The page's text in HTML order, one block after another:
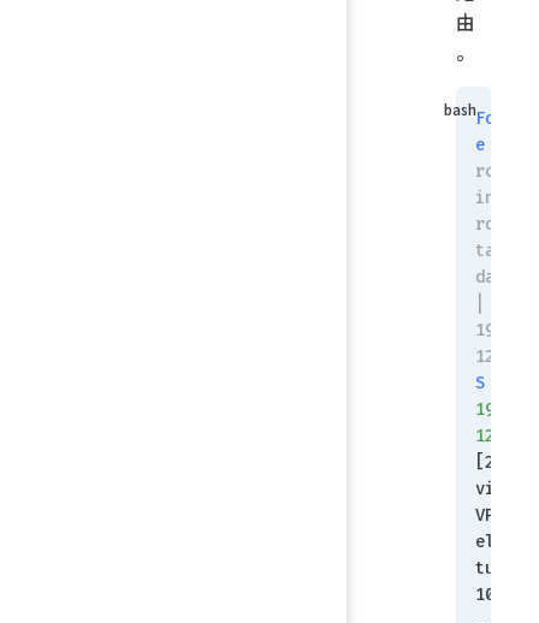
由
。
e
router
info
table
123.0
S
123.0/
[20/0]
via
el1
tunnel